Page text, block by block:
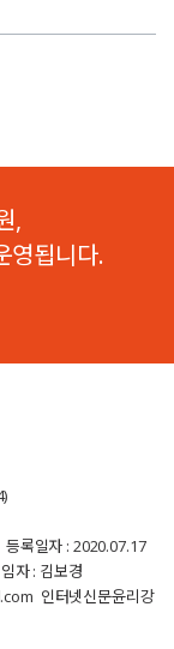
,
영됩니다.
록일자 : 2020.07.17
자 : 김보경
인터넷신문윤리강